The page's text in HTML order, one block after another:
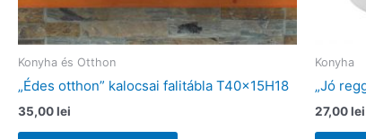
Konyha és Otthon
„Édes otthon” kalocsai falitábla T40x15H18
35,00lei
Konyha
„Jó
27,00lei